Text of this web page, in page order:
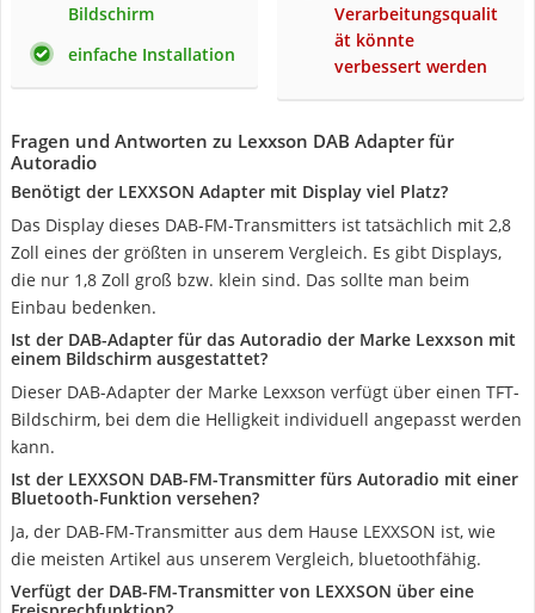
Bildschirm
einfache Installation
Verarbeitungsqualit
ät könnte
verbessert werden
Fragen und Antworten zu Lexxson DAB Adapter für
Autoradio
Benötigt der LEXXSON Adapter mit Display viel Platz?
Das Display dieses DAB-FM-Transmitters ist tatsächlich mit 2,8
Zoll eines der größten in unserem Vergleich. Es gibt Displays,
die nur 1,8 Zoll groß bzw. klein sind. Das sollte man beim
Einbau bedenken.
Ist der DAB-Adapter für das Autoradio der Marke Lexxson mit
einem Bildschirm ausgestattet?
Dieser DAB-Adapter der Marke Lexxson verfügt über einen TFT-
Bildschirm, bei dem die Helligkeit individuell angepasst werden
kann.
Ist der LEXXSON DAB-FM-Transmitter fürs Autoradio mit einer
Bluetooth-Funktion versehen?
Ja, der DAB-FM-Transmitter aus dem Hause LEXXSON ist, wie
die meisten Artikel aus unserem Vergleich, bluetoothfähig.
Verfügt der DAB-FM-Transmitter von LEXXSON über eine